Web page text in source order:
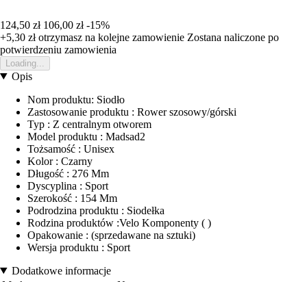
124,50 zł 106,00 zł -15%
+5,30 złotrzymasz na kolejne zamowienie Zostana naliczone po
potwierdzeniu zamowienia
Loading...
Opis
Nom produktu: Siodło
Zastosowanie produktu : Rower szosowy/górski
Typ : Z centralnym otworem
Model produktu : Madsad2
Tożsamość : Unisex
Kolor : Czarny
Długość : 276 Mm
Dyscyplina : Sport
Szerokość : 154 Mm
Podrodzina produktu : Siodełka
Rodzina produktów :Velo Komponenty ( )
Opakowanie : (sprzedawane na sztuki)
Wersja produktu : Sport
Dodatkowe informacje